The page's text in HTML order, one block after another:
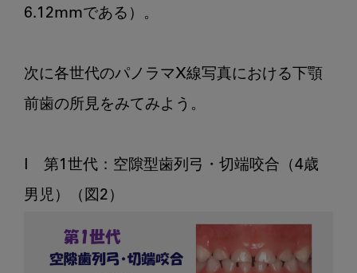
6.12mmである）。
次に各世代のパノラマX線写真における下顎
前歯の所見をみてみよう。
Ⅰ　第1世代：空隙型歯列弓・切端咬合（4歳